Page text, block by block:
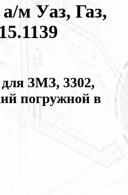
м Уаз, Газ,
для ЗМЗ, 3302,
погружной в